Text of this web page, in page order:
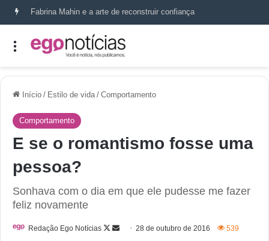
Fabrina Mahin e a arte de reconstruir confiança
Início / Estilo de vida / Comportamento
Comportamento
E se o romantismo fosse uma
pessoa?
Sonhava com o dia em que ele pudesse me fazer
feliz novamente
Redação Ego Notícias 28 de outubro de 2016 539